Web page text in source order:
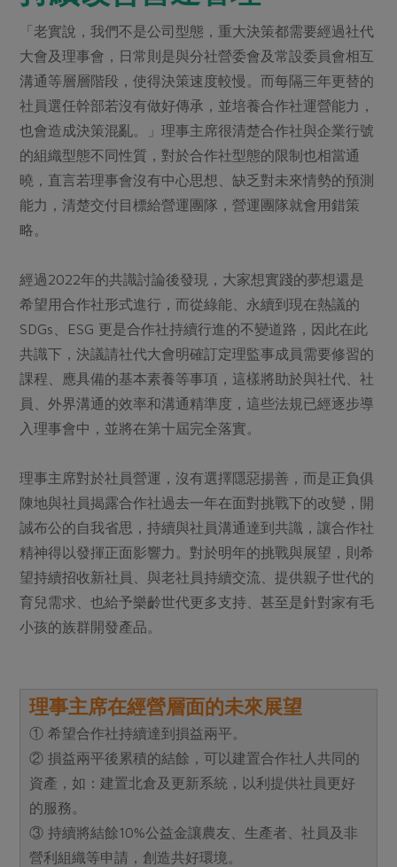
「老實說，我們不是公司型態，重大決策都需要經過社代
大會及理事會，日常則是與分社營委會及常設委員會相互
溝通等層層階段，使得決策速度較慢。而每隔三年更替的
社員選任幹部若沒有做好傳承，並培養合作社運營能力，
也會造成決策混亂。」理事主席很清楚合作社與企業行號
的組織型態不同性質，對於合作社型態的限制也相當通
曉，直言若理事會沒有中心思想、缺乏對未來情勢的預測
能力，清楚交付目標給營運團隊，營運團隊就會用錯策
略。
經過2022年的共識討論後發現，大家想實踐的夢想還是
希望用合作社形式進行，而從綠能、永續到現在熱議的
SDGs、ESG 更是合作社持續行進的不變道路，因此在此
共識下，決議請社代大會明確訂定理監事成員需要修習的
課程、應具備的基本素養等事項，這樣將助於與社代、社
員、外界溝通的效率和溝通精準度，這些法規已經逐步導
入理事會中，並將在第十屆完全落實。
理事主席對於社員營運，沒有選擇隱惡揚善，而是正負俱
陳地與社員揭露合作社過去一年在面對挑戰下的改變，開
誠布公的自我省思，持續與社員溝通達到共識，讓合作社
精神得以發揮正面影響力。對於明年的挑戰與展望，則希
望持續招收新社員、與老社員持續交流、提供親子世代的
育兒需求、也給予樂齡世代更多支持、甚至是針對家有毛
小孩的族群開發產品。
理事主席在經營層面的未來展望
① 希望合作社持續達到損益兩平。
② 損益兩平後累積的結餘，可以建置合作社人共同的
資產，如：建置北倉及更新系統，以利提供社員更好
的服務。
③ 持續將結餘10%公益金讓農友、生產者、社員及非
營利組織等申請，創造共好環境。